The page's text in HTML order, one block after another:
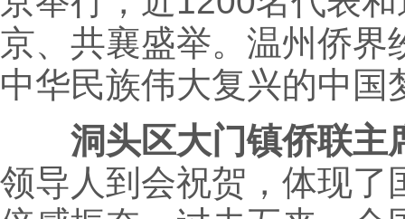
京、共襄盛举。温州侨界
中华民族伟大复兴的中
洞头区大门镇侨联主
领导人到会祝贺，体现了